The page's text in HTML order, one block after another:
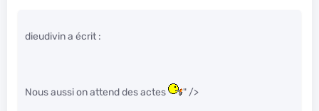
dieudivin a écrit :
Nous aussi on attend des actes " />